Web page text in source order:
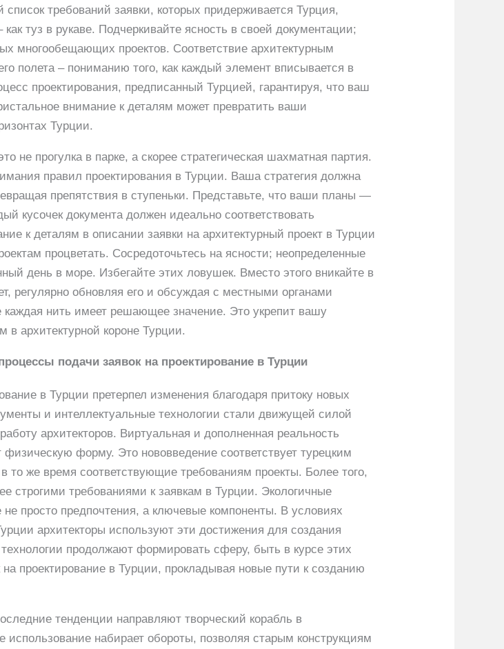
требований заявки, которых придерживается Турция,
туз в рукаве. Подчеркивайте ясность в своей документации;
многообещающих проектов. Соответствие архитектурным
полета – пониманию того, как каждый элемент вписывается в
проектирования, предписанный Турцией, гарантируя, что ваш
внимание к деталям может превратить ваши
Турции.
не прогулка в парке, а скорее стратегическая шахматная партия.
правил проектирования в Турции. Ваша стратегия должна
препятствия в ступеньки. Представьте, что ваши планы —
кусочек документа должен идеально соответствовать
к деталям в описании заявки на архитектурный проект в Турции
процветать. Сосредоточьтесь на ясности; неопределенные
день в море. Избегайте этих ловушек. Вместо этого вникайте в
регулярно обновляя его и обсуждая с местными органами
каждая нить имеет решающее значение. Это укрепит вашу
архитектурной короне Турции.
подачи заявок на проектирование в Турции
в Турции претерпел изменения благодаря притоку новых
и интеллектуальные технологии стали движущей силой
архитекторов. Виртуальная и дополненная реальность
форму. Это нововведение соответствует турецким
то же время соответствующие требованиям проекты. Более того,
строгими требованиями к заявкам в Турции. Экологичные
просто предпочтения, а ключевые компоненты. В условиях
архитекторы используют эти достижения для создания
продолжают формировать сферу, быть в курсе этих
проектирование в Турции, прокладывая новые пути к созданию
тенденции направляют творческий корабль в
набирает обороты, позволяя старым конструкциям